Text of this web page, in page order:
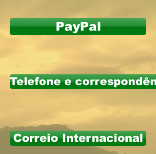
PayPal
Telefone e
Correio Internacional